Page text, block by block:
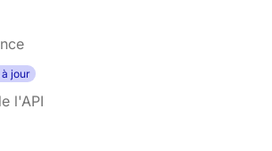
à jour
l'API